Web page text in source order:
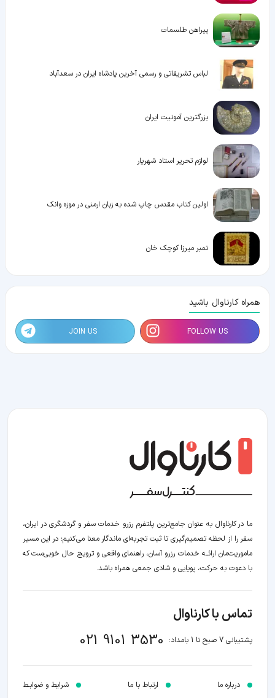
پیراهن طلسمات
لباس تشریفاتی و رسمی آخرین پادشاه ایران در سعدآباد
بزرگترین آمونیت ایران
لوازم تحریر استاد شهریار
اولین کتاب مقدس چاپ شده به زبان ارمنی در موزه وانک
تمبر میرزا کوچک خان
همراه کارناوال باشید
FOLLOW US
JOIN US
ما در کارناوال به عنوان جامع‌ترین پلتفرم رزرو خدمات سفر و گردشگری در ایران،
سفر را از لحظه‌ تصمیم‌گیری تا ثبت تجربه‌ای ماندگار معنا می‌کنیم؛ در این مسیر‍
ماموریت‌مان اراﺋــﻪ خدمات رزرو آسان، راهنمای واقعی و ترویج حال خوبی‌ست که
با دعوت به حرکت، پویایی و شادی جمعی همراه باشد.
تماس با کارناوال
پشتیبانی 7 صبح تا 1 بامداد: 021 9101 3530
درباره ما ارتباط با ما شرایط و ضوابـط